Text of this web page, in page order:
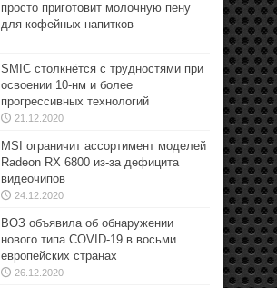
просто приготовит молочную пену
для кофейных напитков
SMIC столкнётся с трудностями при
освоении 10-нм и более
прогрессивных технологий
21.12.2020
MSI ограничит ассортимент моделей
Radeon RX 6800 из-за дефицита
видеочипов
24.12.2020
ВОЗ объявила об обнаружении
нового типа COVID-19 в восьми
европейских странах
26.12.2020